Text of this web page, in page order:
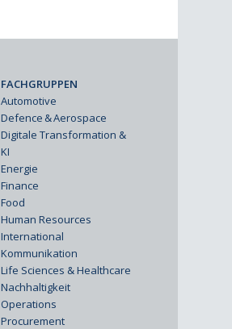
FACHGRUPPEN
Automotive
Defence & Aerospace
Digitale Transformation &
KI
Energie
Finance
Food
Human Resources
International
Kommunikation
Life Sciences & Healthcare
Nachhaltigkeit
Operations
Procurement